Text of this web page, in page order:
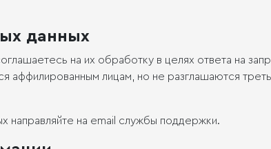
данных
на их обработку в целях ответа на
аффилированным лицам, но не разглашаются
направляйте на email службы поддержки.